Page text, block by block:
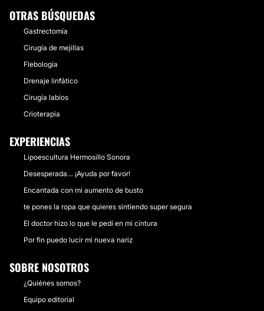
OTRAS BÚSQUEDAS
Gastrectomía
Cirugía de mejillas
Flebología
Drenaje linfático
Cirugía labios
Crioterapia
EXPERIENCIAS
Lipoescultura Hermosillo Sonora
Desesperada… ¡Ayuda por favor!
Encantada con mi aumento de busto
te pones la ropa que quieres sintiendo super segura
El doctor hizo lo que le pedí en mi cintura
Por fin puedo lucir mi nueva nariz
SOBRE NOSOTROS
¿Quiénes somos?
Equipo editorial